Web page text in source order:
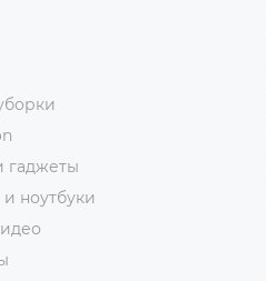
гаджеты
ноутбуки